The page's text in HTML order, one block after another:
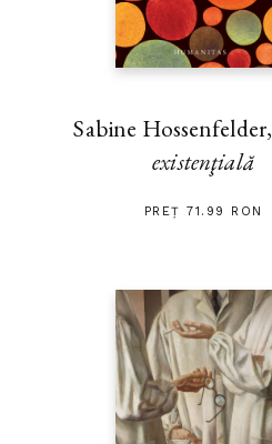
Sabine Hossenfelder,
existenţială
PREȚ 71.99 RON